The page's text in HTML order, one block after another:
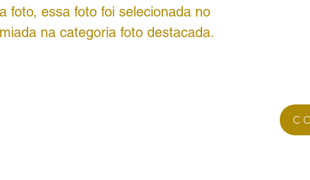
foto, essa foto foi selecionada no
na categoria foto destacada.